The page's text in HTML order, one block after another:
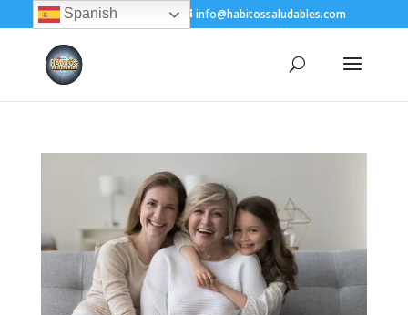
+(505) 8200-1450 info@habitossaludables.com
Spanish